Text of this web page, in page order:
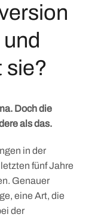
sie?
Doch die
als das.
in der
fünf Jahre
Genauer
eine Art, die
der